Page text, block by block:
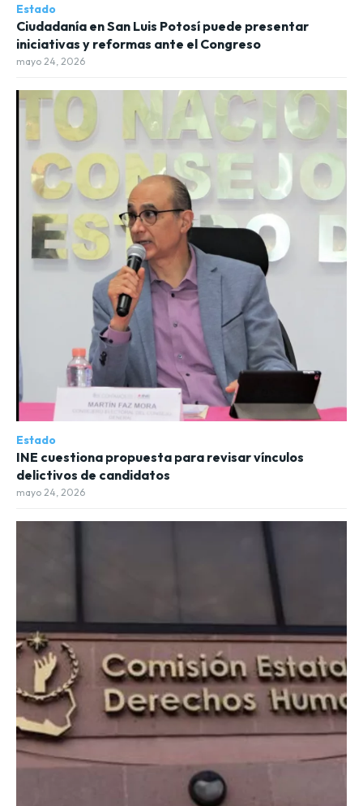
Estado
Ciudadanía en San Luis Potosí puede presentar
iniciativas y reformas ante el Congreso
mayo 24, 2026
Estado
INE cuestiona propuesta para revisar vínculos
delictivos de candidatos
mayo 24, 2026